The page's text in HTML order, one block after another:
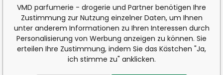
VMD parfumerie - drogerie und Partner benötigen Ihre
Zustimmung zur Nutzung einzelner Daten, um Ihnen
unter anderem Informationen zu Ihren Interessen durch
Personalisierung von Werbung anzeigen zu können. Sie
erteilen Ihre Zustimmung, indem Sie das Kästchen "Ja,
ich stimme zu" anklicken.